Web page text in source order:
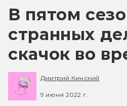
В пятом
странных
скачок во
Дмитрий Кинский
9 июня 2022 г.